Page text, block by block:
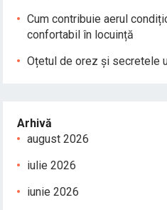
Cum contribuie aerul
confortabil în locuință
Oțetul de orez și secretele
Arhivă
august 2026
iulie 2026
iunie 2026